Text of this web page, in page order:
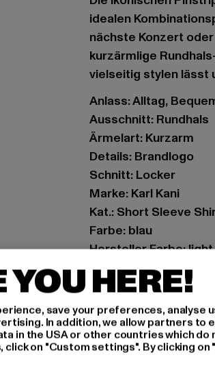
idealen
nächste Konzert
kurzärmlige
vielseitig stylen lässt
Anlass: Alltag,
Ausschnitt: Rundhals
Ärmelart: Kurzarm
Details: Brandlogo
Schnitt: Locker
Marke: Karl Kani
Kat.: Short Sleeve
Farbe: blau
Hersteller Farbe:
Art.Nr: 6133139-03036
Hersteller: Urban
Schanzenstraße 41 |
YOU HERE!
save your preferences, analyse
In addition, we allow partners to
in the USA or other countries which do
on "Custom settings". By clicking